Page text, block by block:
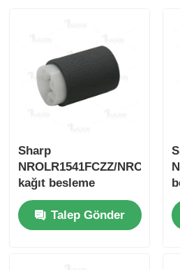
Yazıcı ve Fotokopi Parçaları
Toner kartuşu
Pantum Çip
Sharp
NROLR1541FCZZ/
kağıt besleme
silindiri
Talep Gönder